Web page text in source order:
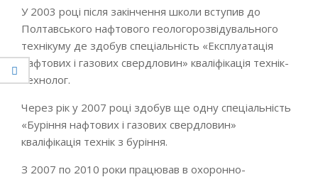
У 2003 році після закінчення школи вступив до
Полтавського нафтового геологорозвідувального
технікуму де здобув спеціальність «Експлуатація
нафтових і газових свердловин» кваліфікація технік-
технолог.
Через рік у 2007 році здобув ще одну спеціальність
«Буріння нафтових і газових свердловин»
кваліфікація технік з буріння.
З 2007 по 2010 роки працював в охоронно-